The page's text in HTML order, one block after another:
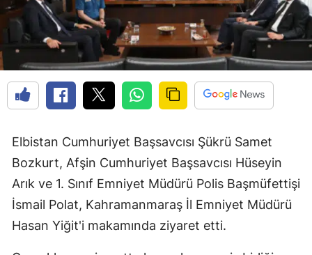
Elbistan Cumhuriyet Başsavcısı Şükrü Samet
Bozkurt, Afşin Cumhuriyet Başsavcısı Hüseyin
Arık ve 1. Sınıf Emniyet Müdürü Polis Başmüfettişi
İsmail Polat, Kahramanmaraş İl Emniyet Müdürü
Hasan Yiğit'i makamında ziyaret etti.